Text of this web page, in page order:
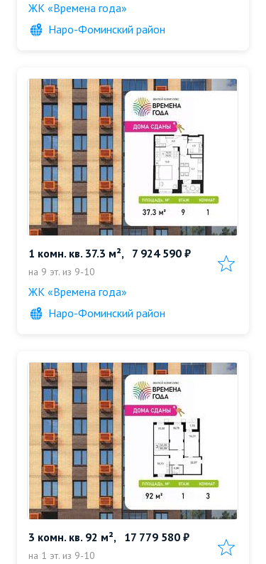
ЖК «Времена года»
Наро-Фоминский район
1 комн. кв. 37.3 м², 7 924 590 ₽
на 9 эт. из 9-10
ЖК «Времена года»
Наро-Фоминский район
3 комн. кв. 92 м², 17 779 580 ₽
на 1 эт. из 9-10